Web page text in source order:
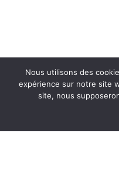
Nous utilisons des
expérience sur notre site
site, nous